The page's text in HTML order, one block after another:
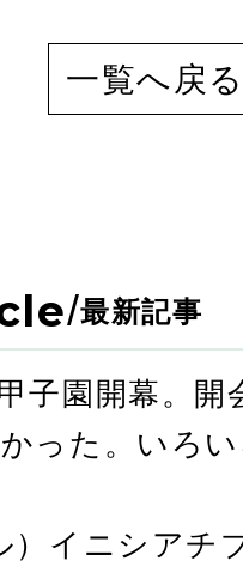
一覧へ戻
/最新記事
子園開幕。
った。いろ
イニシアチ